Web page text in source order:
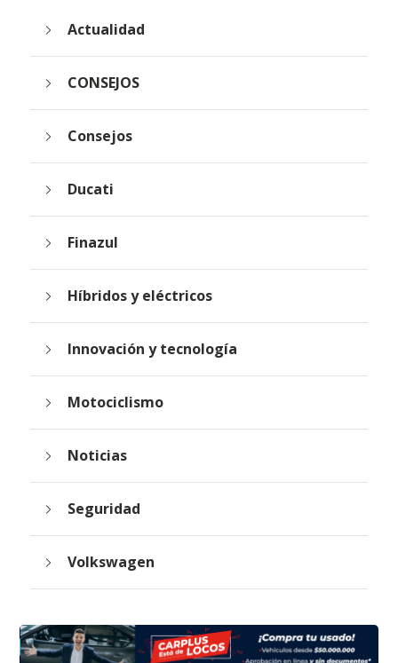
Actualidad
CONSEJOS
Consejos
Ducati
Finazul
Híbridos y eléctricos
Innovación y tecnología
Motociclismo
Noticias
Seguridad
Volkswagen